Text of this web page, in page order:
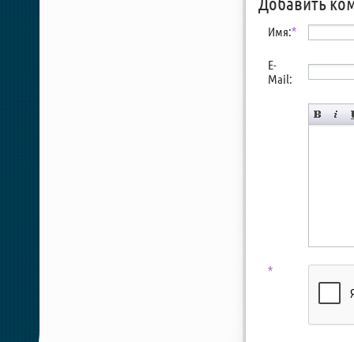
Имя:*
E-
Mail:
*